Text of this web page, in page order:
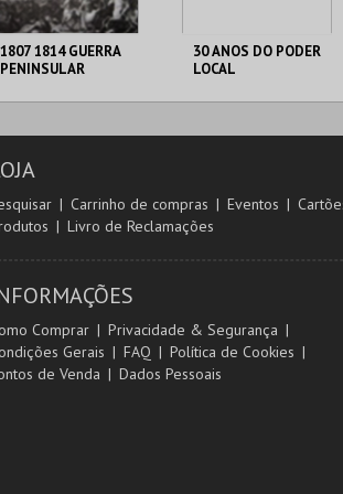
1807 1814 GUERRA
PENINSULAR
C. M. TORRES
COMPRAR
30 ANOS DO PODER
LOCAL
C. M. TORRES
Carrinho de compras Eventos
Livro de Reclamações
Comprar
Privacidade & Segurança
Gerais
FAQ
Política de Cookies
de Venda
Dados Pessoais